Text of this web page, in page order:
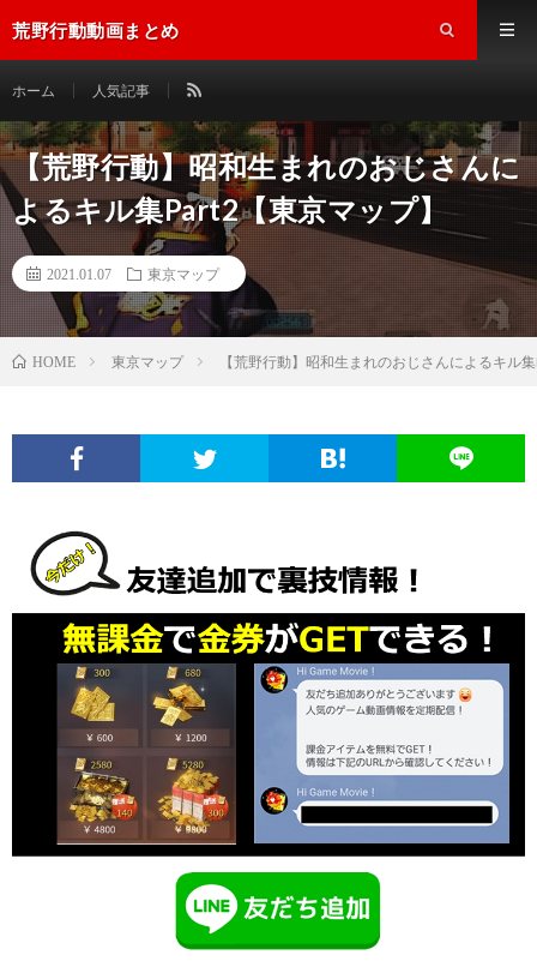
荒野行動動画まとめ
ホーム 人気記事
【荒野行動】昭和生まれのおじさんに
よるキル集Part2【東京マップ】
2021.01.07 東京マップ
HOME 東京マップ 【荒野行動】昭和生まれのおじさんによるキル